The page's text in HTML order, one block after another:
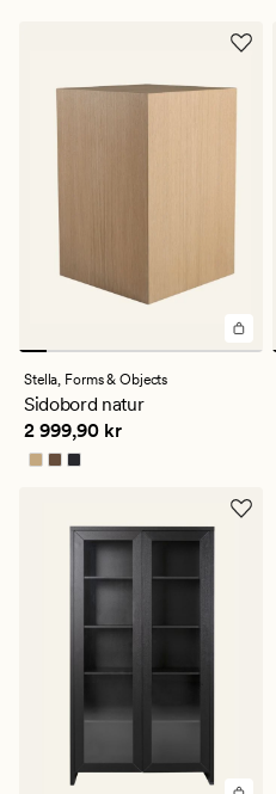
Stella, Forms & Objects
Sidobord natur
Pris 2 999,90 kr
2 999,90 kr